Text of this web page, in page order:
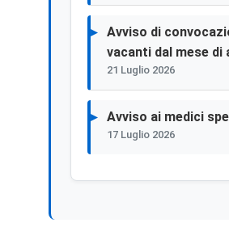
Avviso di
vacanti dal mese di
21 Luglio 2026
Avviso ai medici
17 Luglio 2026